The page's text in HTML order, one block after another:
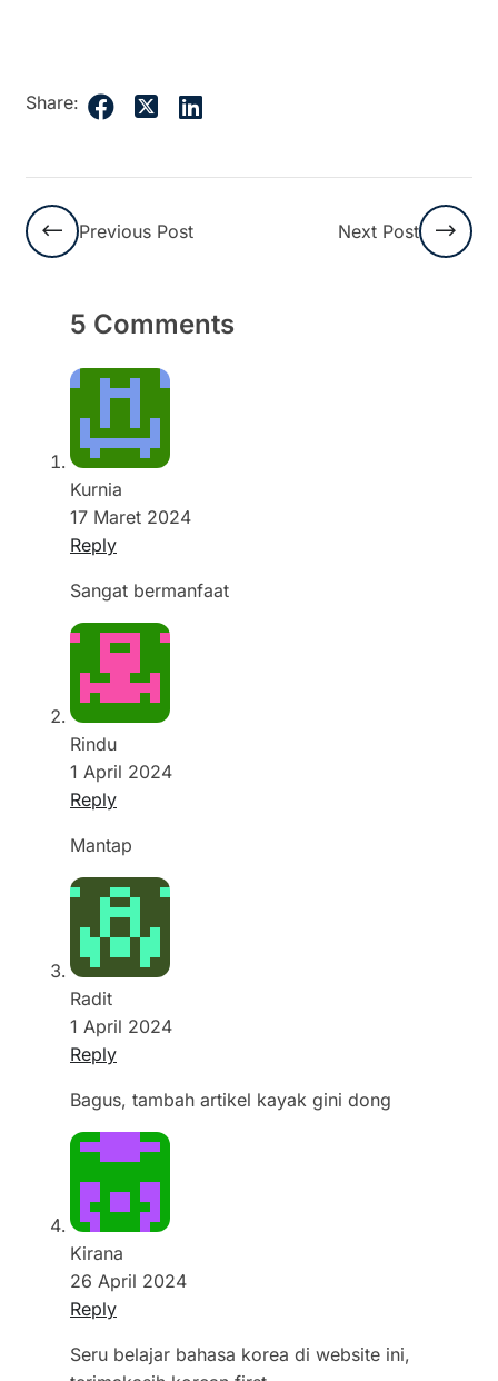
Share:
Previous Post Next Post
5 Comments
Kurnia
17 Maret 2024
Reply
Sangat bermanfaat
Rindu
1 April 2024
Reply
Mantap
Radit
1 April 2024
Reply
Bagus, tambah artikel kayak gini dong
Kirana
26 April 2024
Reply
Seru belajar bahasa korea di website ini,